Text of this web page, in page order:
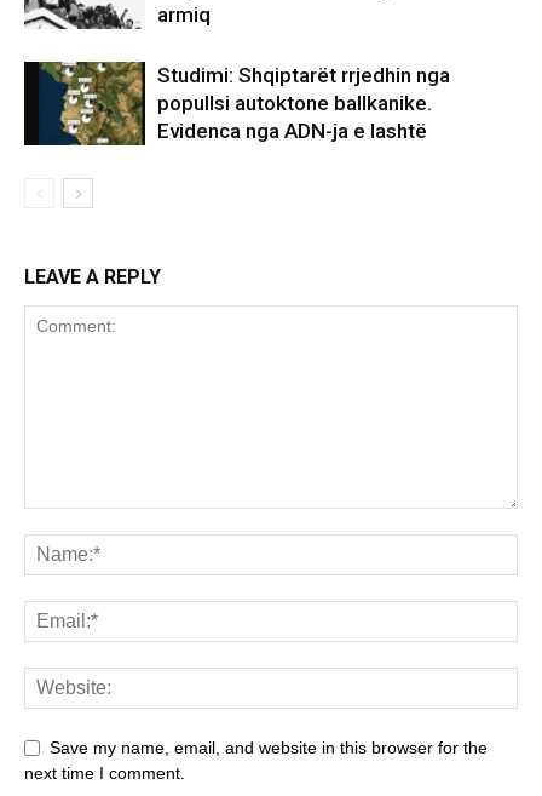
armiq
Studimi: Shqiptarët rrjedhin nga
popullsi autoktone ballkanike.
Evidenca nga ADN-ja e lashtë
LEAVE A REPLY
Save my name, email, and website in this browser for the
next time I comment.